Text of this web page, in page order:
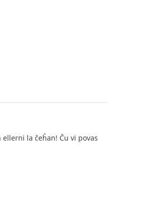
la ĉeĥan! Ĉu vi povas